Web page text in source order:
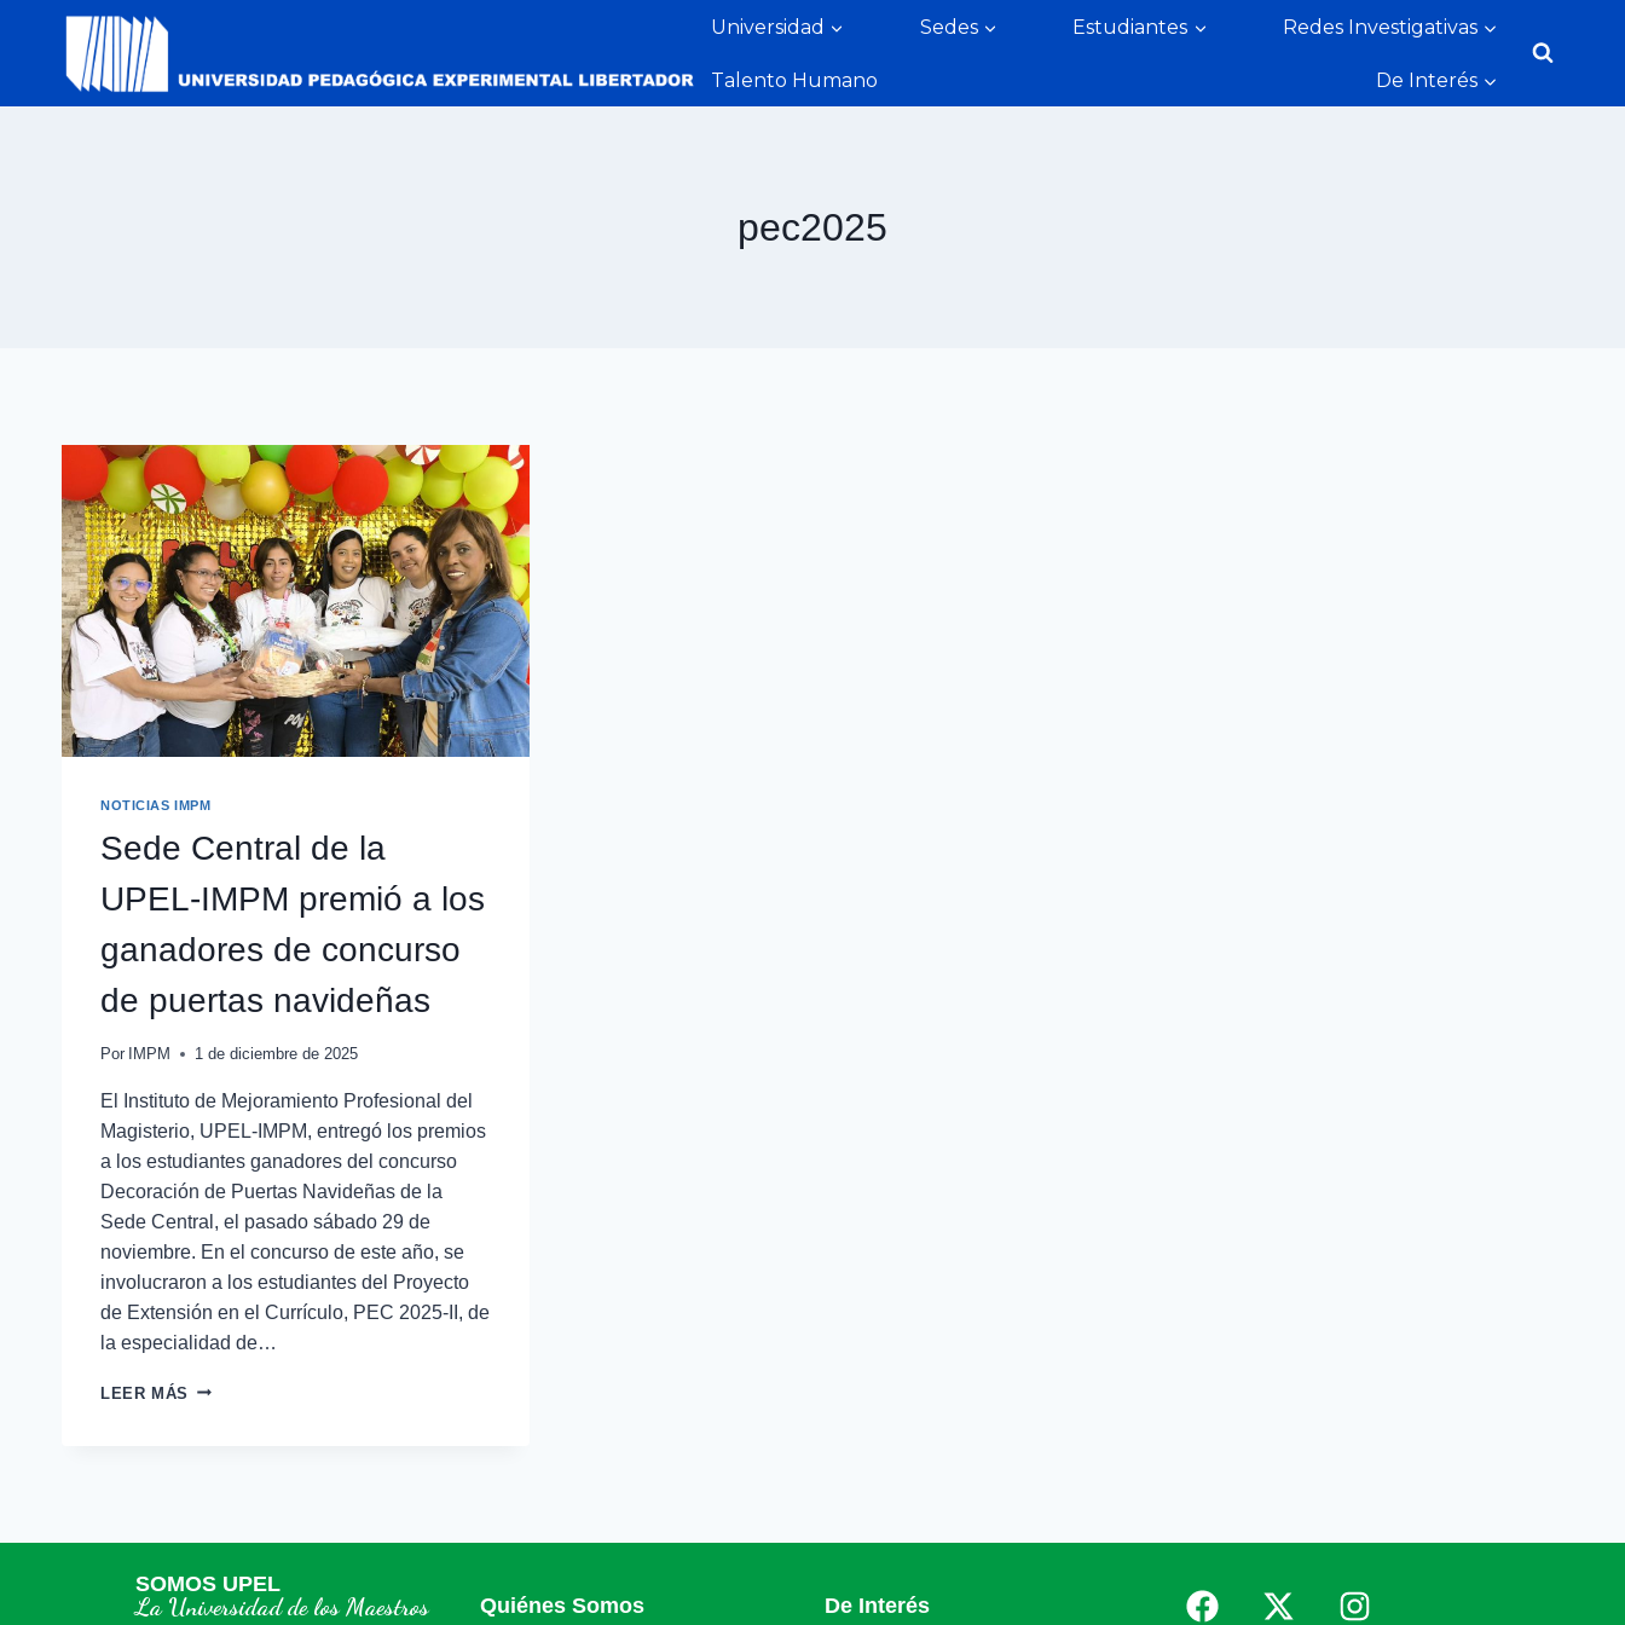
Universidad Sedes Estudiantes Redes Investigativas
Talento Humano De Interés
pec2025
NOTICIAS IMPM
Sede Central de la
UPEL-IMPM premió a los
ganadores de concurso
de puertas navideñas
Por IMPM 1 de diciembre de 2025
El Instituto de Mejoramiento Profesional del
Magisterio, UPEL-IMPM, entregó los premios
a los estudiantes ganadores del concurso
Decoración de Puertas Navideñas de la
Sede Central, el pasado sábado 29 de
noviembre. En el concurso de este año, se
involucraron a los estudiantes del Proyecto
de Extensión en el Currículo, PEC 2025-II, de
la especialidad de…
LEER MÁS
SOMOS UPEL
La Universidad de los Maestros Quiénes Somos De Interés